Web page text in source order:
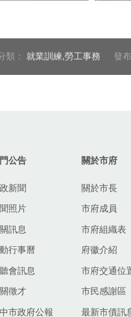
類： 就業訓練,勞工事務 發
公告
新聞
照片
訊息
行事曆
會訊息
徵才
市政府公報
關於市府
關於市長
市府成員
市府組織表
府徽介紹
市府交通位
市民感謝區
最新市債訊